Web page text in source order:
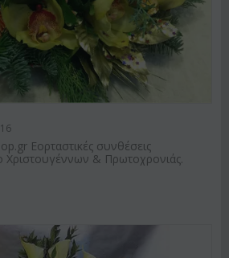
Εορταστικές συνθέσεις
& Πρωτοχρονιάς.